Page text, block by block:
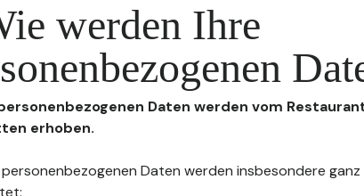
werden Ihre
personenbezogenen Daten werden vom
erhoben.
personenbezogenen Daten werden insbesondere